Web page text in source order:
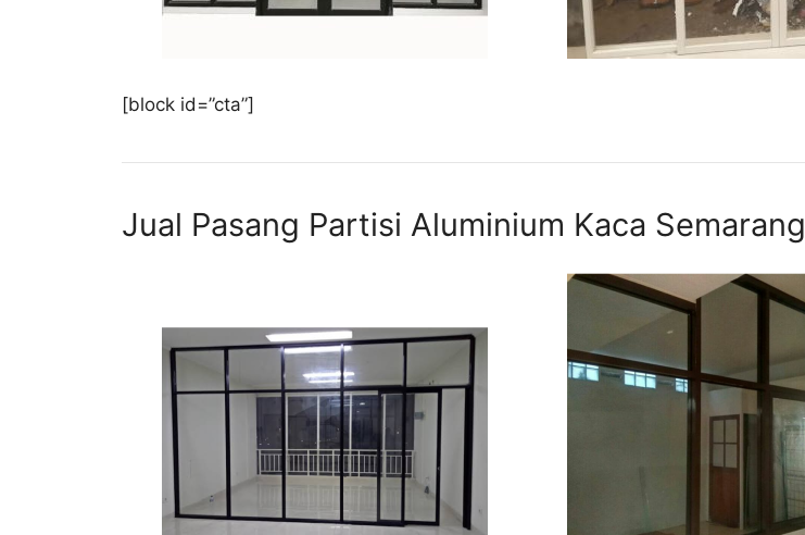
[block id=”cta”]
Jual Pasang Partisi Aluminium Kaca Semarang